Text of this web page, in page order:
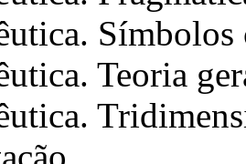
Símbolos
Teoria